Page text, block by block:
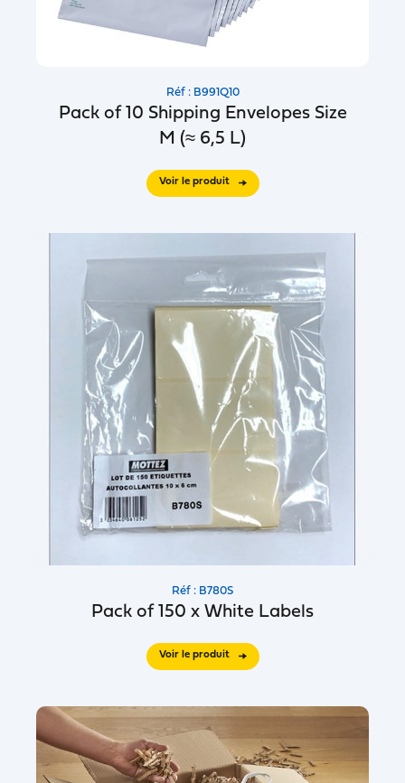
Réf : B991Q10
Pack of 10 Shipping Envelopes Size
M (≈ 6,5 L)
Voir le produit
Réf : B780S
Pack of 150 x White Labels
Voir le produit